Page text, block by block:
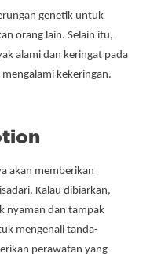
genetik untuk
orang lain. Selain itu,
alami dan keringat pada
kekeringan.
akan memberikan
Kalau dibiarkan,
nyaman dan tampak
mengenali tanda-
perawatan yang